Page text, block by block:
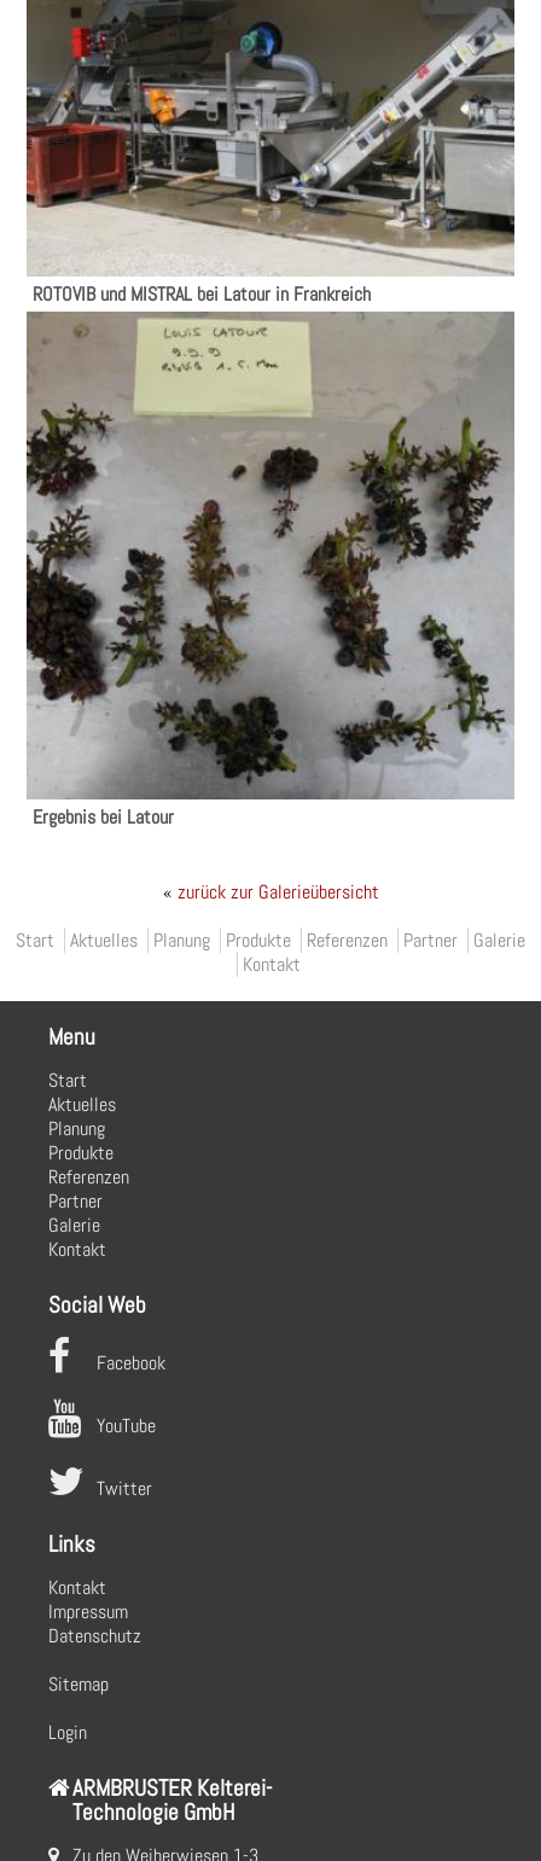
ROTOVIB und MISTRAL bei Latour in Frankreich
Ergebnis bei Latour
« zurück zur Galerieübersicht
Primary menu
Start Aktuelles Planung Produkte Referenzen Partner
Galerie
Kontakt
Menu
Start
Aktuelles
Planung
Produkte
Referenzen
Partner
Galerie
Kontakt
Social Web
Facebook
YouTube
Twitter
Links
Kontakt
Impressum
Datenschutz
Sitemap
Login
ARMBRUSTER Kelterei-
Technologie GmbH
Zu den Weiherwiesen 1-3